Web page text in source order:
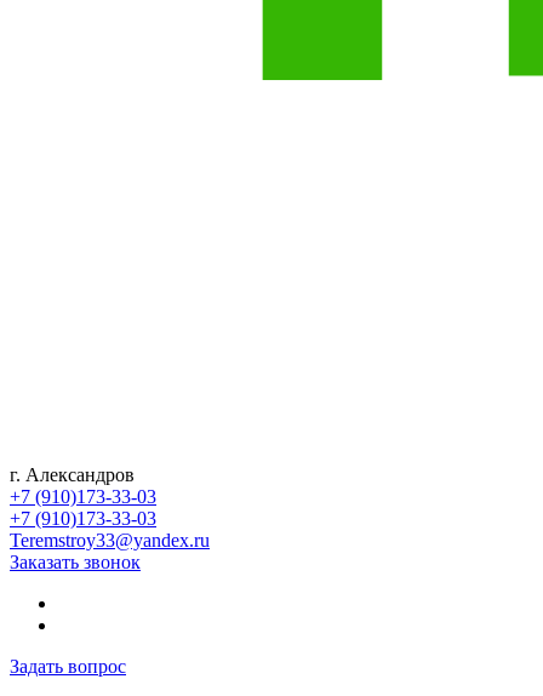
г. Александров
+7 (910)173-33-03
+7 (910)173-33-03
Teremstroy33@yandex.ru
Заказать звонок
Задать вопрос